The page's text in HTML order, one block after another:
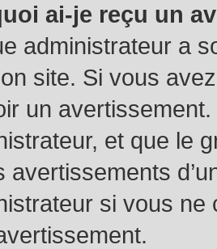
ai-je reçu un
administrateur a
site. Si vous
un
et que le
avertissements
si vous